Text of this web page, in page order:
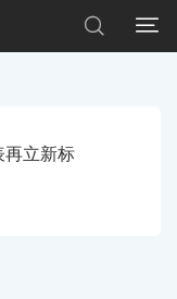


再立新标